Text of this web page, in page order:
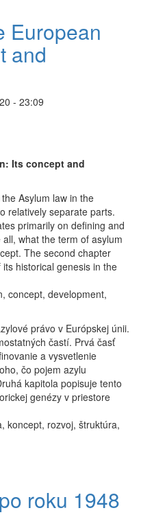
European
and
- 23:09
Its concept and
Asylum law in the
relatively separate parts.
primarily on defining and
what the term of asylum
The second chapter
historical genesis in the
concept, development,
právo v Európskej únii.
častí. Prvá časť
a vysvetlenie
čo pojem azylu
kapitola popisuje tento
genézy v priestore
koncept, rozvoj, štruktúra,
roku 1948